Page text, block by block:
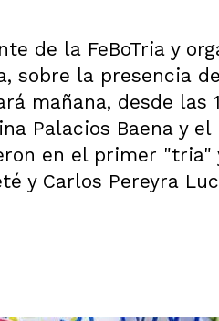
de la FeBoTria y
sobre la presencia
mañana, desde las
Palacios Baena y
en el primer
y Carlos Pereyra